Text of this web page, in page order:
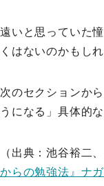
遠いと思っていた
くはないのかもしれ
次のセクションか
うになる」具体的
（出典：池谷裕二
からの勉強法』ナ